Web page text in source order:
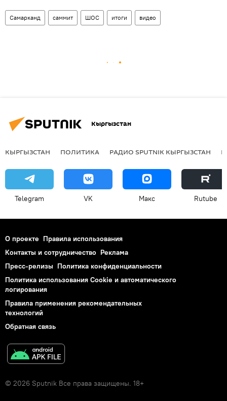
Самарканд саммит ШОС итоги видео
Кыргызстан
КЫРГЫЗСТАН ПОЛИТИКА РАДИО SPUTNIK КЫРГЫЗСТАН
Telegram VK Макс Rutube
О проекте Правила использования
Контакты и сотрудничество Реклама
Пресс-релизы Политика конфиденциальности
Политика использования Cookie и автоматического
логирования
Правила применения рекомендательных
технологий
Обратная связь
© 2026 Sputnik Все права защищены. 18+